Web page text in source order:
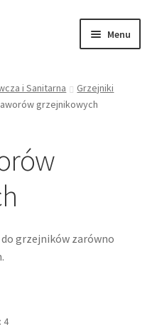
Menu
i Sanitarna
Grzejniki
grzejnikowych
grzejników zarówno
4